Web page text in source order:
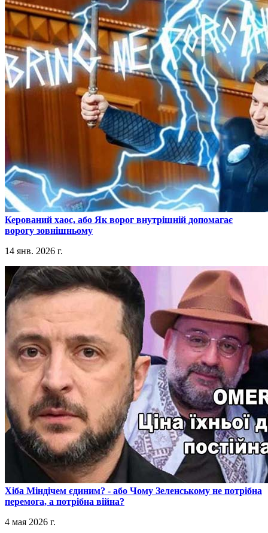
​Керований хаос, або Як ворог внутрішній допомагає
ворогу зовнішньому
14 янв. 2026 г.
​Хіба Міндічем єдиним? - або Чому Зеленському не потрібна
перемога, а потрібна війна?
4 мая 2026 г.